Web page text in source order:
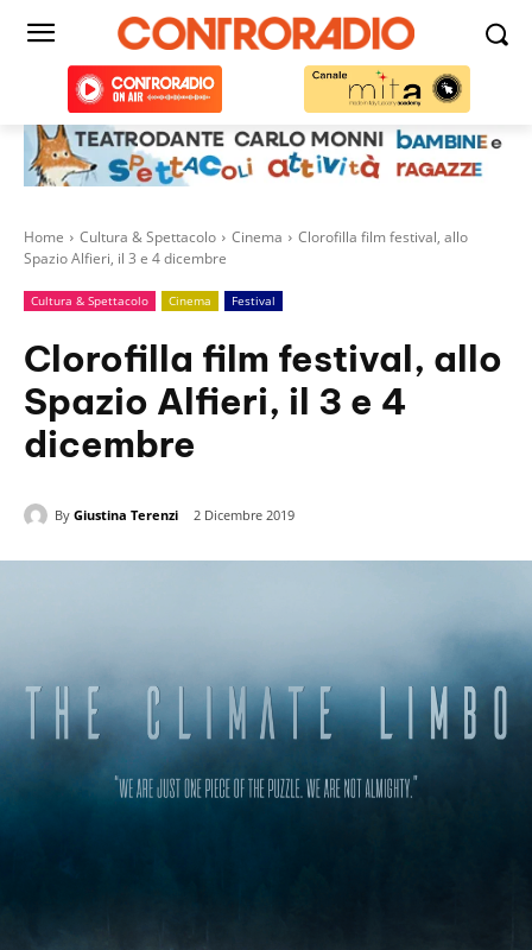
Home Cultura & Spettacolo Cinema
Clorofilla film festival, allo
Spazio Alfieri, il 3 e 4 dicembre
Cultura & Spettacolo Cinema Festival
Clorofilla film festival, allo
Spazio Alfieri, il 3 e 4
dicembre
By Giustina Terenzi 2 Dicembre 2019